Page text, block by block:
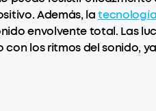
Además, la
envolvente total. Las
los ritmos del sonido,